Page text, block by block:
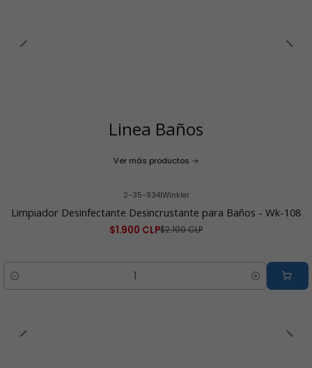
Linea Baños
Ver más productos
2-35-934|Winkler
Limpiador Desinfectante Desincrustante para Baños - Wk-108
$1.900 CLP$2.100 CLP
Cantidad